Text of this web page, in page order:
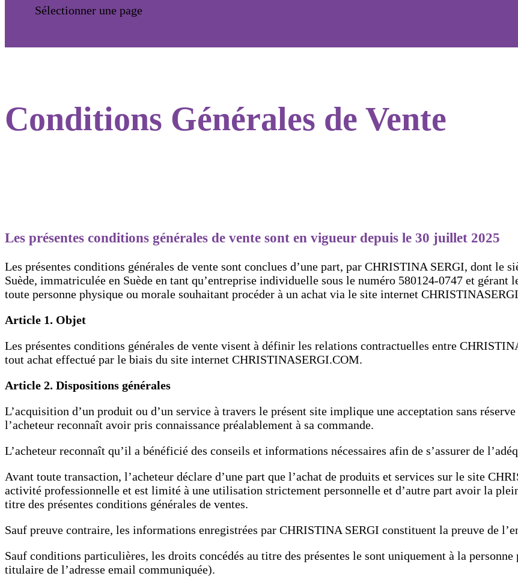
Sélectionner une page
Conditions Générales de Vente
Les présentes conditions générales de vente sont en vigueur depuis le 30 juillet 2025
Les présentes conditions générales de vente sont conclues d’une part, par CHRISTINA SERGI, dont le
Suède, immatriculée en Suède en tant qu’entreprise individuelle sous le numéro 580124-0747 et
toute personne physique ou morale souhaitant procéder à un achat via le site internet
Article 1. Objet
Les présentes conditions générales de vente visent à définir les relations contractuelles entre
tout achat effectué par le biais du site internet CHRISTINASERGI.COM.
Article 2. Dispositions générales
L’acquisition d’un produit ou d’un service à travers le présent site implique une acceptation sans
l’acheteur reconnaît avoir pris connaissance préalablement à sa commande.
L’acheteur reconnaît qu’il a bénéficié des conseils et informations nécessaires afin de s’assurer de
Avant toute transaction, l’acheteur déclare d’une part que l’achat de produits et services sur le site
activité professionnelle et est limité à une utilisation strictement personnelle et d’autre part avoir la
titre des présentes conditions générales de ventes.
Sauf preuve contraire, les informations enregistrées par CHRISTINA SERGI constituent la preuve de
Sauf conditions particulières, les droits concédés au titre des présentes le sont uniquement à la
titulaire de l’adresse email communiquée).